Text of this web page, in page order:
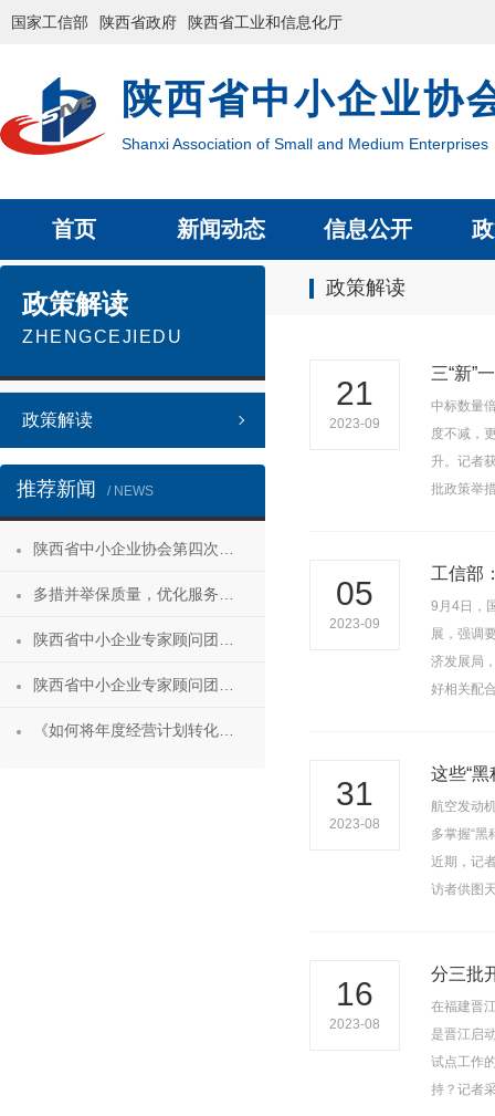
国家工信部 陕西省政府 陕西省工业和信息化厅
陕西省中小企业协
Shanxi Association of Small and Medium Enterprises
首页 新闻动态 信息公开
政策解读
政策解读
ZHENGCEJIEDU
政策解读
推荐新闻 / NEWS
21
2023-09
三“新”
中标数量
度不减，
升。记者
批政策举
05
2023-09
工信部
9月4日，
展，强调
济发展局
好相关配
31
2023-08
这些“
航空发动
多掌握“黑
近期，记
访者供图
16
2023-08
分三批
在福建晋
是晋江启
试点工作
持？记者